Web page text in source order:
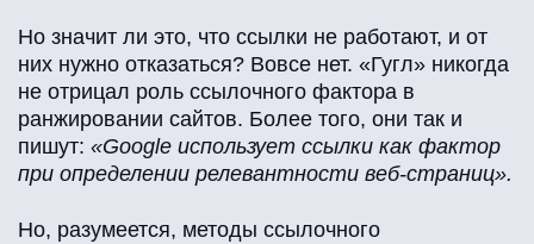
Но значит ли это, что ссылки не работают, и от
них нужно отказаться? Вовсе нет. «Гугл» никогда
не отрицал роль ссылочного фактора в
ранжировании сайтов. Более того, они так и
пишут: «Google использует ссылки как фактор
при определении релевантности веб‑страниц».
Но, разумеется, методы ссылочного